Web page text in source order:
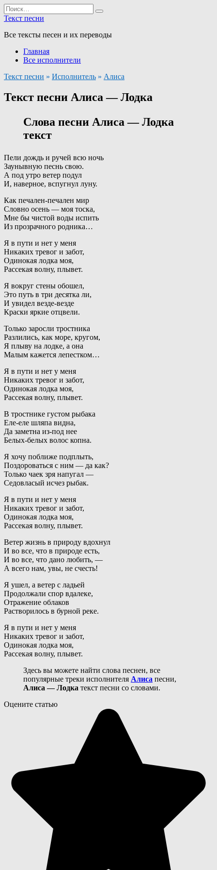
Перейти
к
Search
for:
Текст песни
Все тексты песен и их переводы
Главная
Все исполнители
Текст песни » Исполнитель » Алиса
Текст песни Алиса — Лодка
Слова песни Алиса — Лодка
текст
Пели дождь и ручей всю ночь
Заунывную песнь свою.
А под утро ветер подул
И, наверное, вспугнул луну.
Как печален-пeчален мир
Словно осень — моя тоска,
Мне бы чистой воды испить
Из прозрачного родника…
Я в пути и нет у меня
Никаких тревог и забот,
Одинокая лодка моя,
Рассекая волну, плывет.
Я вокруг стены обошел,
Это путь в три десятка ли,
И увидел везде-везде
Краски яркие отцвели.
Только заросли тростника
Разлились, как море, кругом,
Я плыву на лодке, а она
Малым кажется лепестком…
Я в пути и нет у меня
Никаких тревог и забот,
Одинокая лодка моя,
Рассекая волну, плывет.
В тростнике густом рыбака
Еле-еле шляпа видна,
Да заметна из-под нее
Белых-белых волос копна.
Я хочу поближе подплыть,
Поздороваться с ним — да как?
Только чаек зря напугал —
Седовласый исчез рыбак.
Я в пути и нет у меня
Никаких тревог и забот,
Одинокая лодка моя,
Рассекая волну, плывет.
Ветер жизнь в природу вдохнул
И во все, что в природе есть,
И во все, что дано любить, —
А всего нам, увы, не счесть!
Я ушел, а ветер с ладьей
Продолжали спор вдалеке,
Отражение облаков
Растворилось в бурной реке.
Я в пути и нет у меня
Никаких тревог и забот,
Одинокая лодка моя,
Рассекая волну, плывет.
Здесь вы можете найти слова песнен, все
популярные треки исполнителя Алиса песни,
Алиса — Лодка текст песни со словами.
Оцените статью